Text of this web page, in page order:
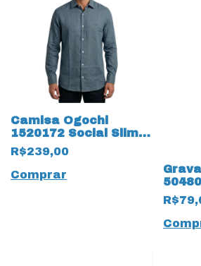
Camisa Ogochi
1520172 Social Slim
Manga Longa tecido
19667 Flame
R$239,00
Comprar
Fio